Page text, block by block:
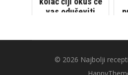
vas oduševiti
© 2026 Najbolji recepti